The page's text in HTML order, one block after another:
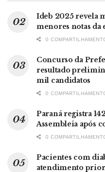
Ideb 2025 revela
menores notas da
0
Concurso da
resultado
mil candidatos
0
Paraná registra
Assembleia após
0
Pacientes com
atendimento